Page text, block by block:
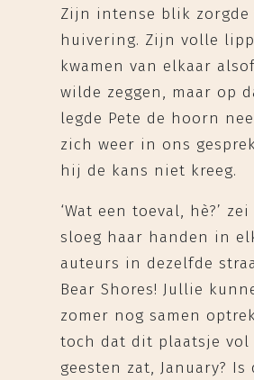
Zijn intense blik zorgde
huivering. Zijn volle
kwamen van elkaar
wilde zeggen, maar op
legde Pete de hoorn
zich weer in ons
hij de kans niet kreeg.
‘Wat een toeval, hè?’ zei
sloeg haar handen in
auteurs in dezelfde
Bear Shores! Jullie
zomer nog samen
toch dat dit plaatsje vol
geesten zat, January?